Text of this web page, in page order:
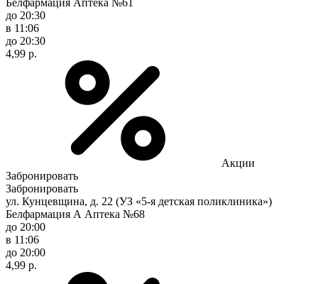
до 20:30
в 11:06
до 20:30
4,99 р.
Акции
Забронировать
Забронировать
ул. Кунцевщина, д. 22 (УЗ «5-я детская поликлиника»)
Белфармация А Аптека №68
до 20:00
в 11:06
до 20:00
4,99 р.